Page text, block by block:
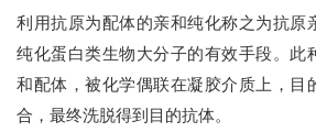
利用抗原为配体的亲和纯化称之为抗原
纯化蛋白类生物大分子的有效手段。此
和配体，被化学偶联在凝胶介质上，目
合，最终洗脱得到目的抗体。